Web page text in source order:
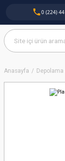
Anasayfa
0 (224)